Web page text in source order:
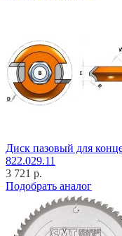
Диск пазовый для
822.029.11
3 721 р.
Подобрать аналог